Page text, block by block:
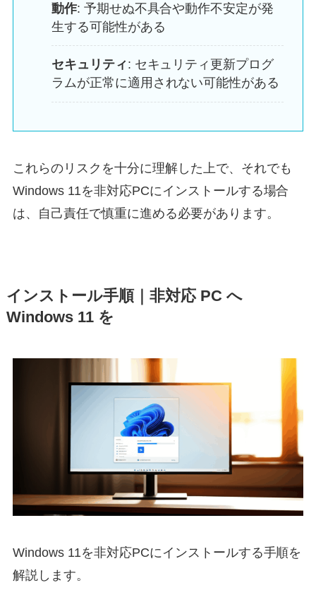
動作: 予期せぬ不具合や動作不安定が発
生する可能性がある
セキュリティ: セキュリティ更新プログ
ラムが正常に適用されない可能性がある
これらのリスクを十分に理解した上で、それでも
Windows 11を非対応PCにインストールする場合
は、自己責任で慎重に進める必要があります。
インストール手順｜非対応 PC へ
Windows 11 を
Windows 11を非対応PCにインストールする手順を
解説します。